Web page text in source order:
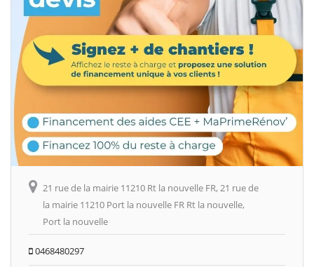
21 rue de la mairie 11210 Rt la nouvelle FR, 21 rue de
la mairie 11210 Port la nouvelle FR Rt la nouvelle,
Port la nouvelle
0468480297